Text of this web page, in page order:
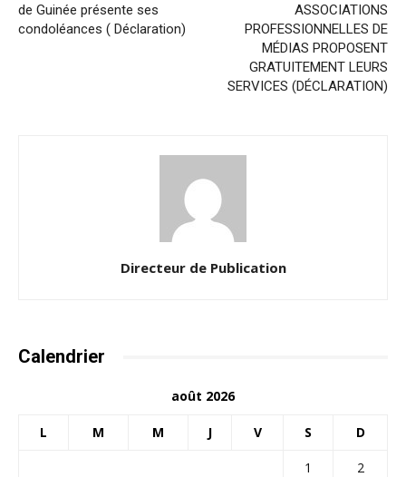
de Guinée présente ses
condoléances ( Déclaration)
ASSOCIATIONS
PROFESSIONNELLES DE
MÉDIAS PROPOSENT
GRATUITEMENT LEURS
SERVICES (DÉCLARATION)
Directeur de Publication
Calendrier
août 2026
L M M J V S D
1 2